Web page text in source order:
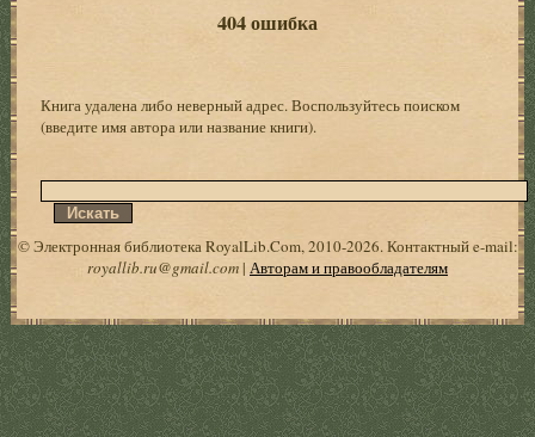
404 ошибка
Книга удалена либо неверный адрес. Воспользуйтесь поиском
(введите имя автора или название книги).
© Электронная библиотека RoyalLib.Com, 2010-2026. Контактный e-mail:
royallib.ru@gmail.com| Авторам и правообладателям